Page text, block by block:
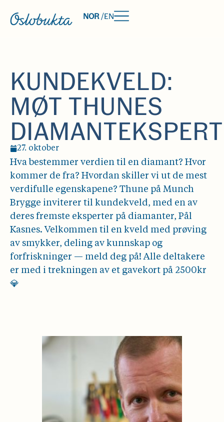
NOR/EN
KUNDEKVELD:
MØT THUNES
DIAMANTEKSPERT
27. oktober
Hva bestemmer verdien til en diamant? Hvor
kommer de fra? Hvordan skiller vi ut de mest
verdifulle egenskapene? Thune på Munch
Brygge inviterer til kundekveld, med en av
deres fremste eksperter på diamanter, Pål
Kasnes. Velkommen til en kveld med prøving
av smykker, deling av kunnskap og
forfriskninger — meld deg på! Alle deltakere
er med i trekningen av et gavekort på 2500kr
💎